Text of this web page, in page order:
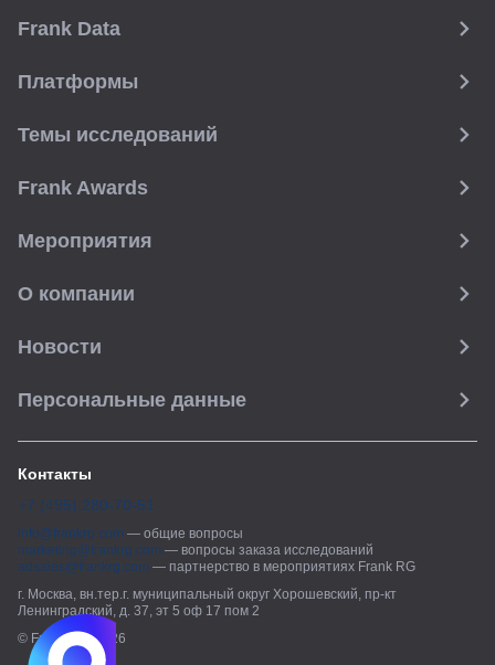
Почему опытные инвесторы в России чувствуют себя
25 ноября 2025 года ИССЛЕДОВАНИЕ
инвестиций
24 ноября 2025 года ИССЛЕДОВАНИЕ
ПОДПИСАТЬСЯ
Frank Data
Платформы
Темы исследований
Frank Awards
Мероприятия
О компании
Новости
Персональные данные
Контакты
+7 (495) 280-70-51
общие вопросы
—
info@frankrg.com
вопросы заказа исследований
—
marketing@frankrg.com
партнерство в мероприятиях Frank RG
—
adsales@frankrg.com
г. Москва, вн.тер.г. муниципальный округ Хорошевский, пр-кт
Ленинградский, д. 37, эт 5 оф 17 пом 2
© Frank RG, 2026